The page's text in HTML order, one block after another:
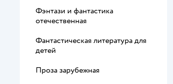
Фэнтази и фантастика
отечественная
Фантастическая литература для
детей
Проза зарубежная